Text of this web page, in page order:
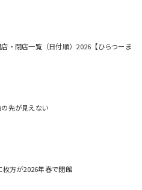
・閉店一覧（日付順）2026【ひらつーま
先が見えない
枚方が2026年春で閉館